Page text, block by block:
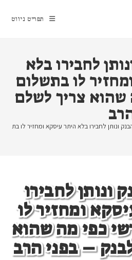
תפריט ניווט
לחבירו בלא
לו בתשלום
שהוא צריך לשלם
ונותן לחבירו בלא היתר עיסקא ומחזיר לו
ונותן לחבירו
ומחזיר לו
כפי מה שהוא
– בפני הרב